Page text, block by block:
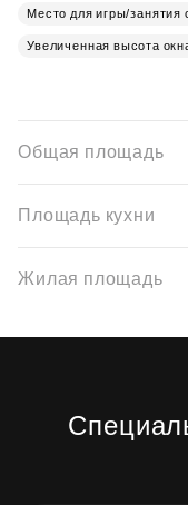
Место для игры/занятия
Увеличенная высота
Общая площадь
Площадь кухни
Жилая площадь